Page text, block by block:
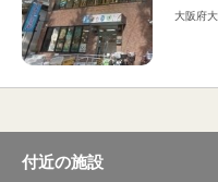
大阪府
付近の施設